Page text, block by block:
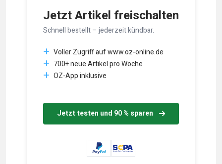
Jetzt Artikel freischalten
Schnell bestellt – jederzeit kündbar.
Voller Zugriff auf www.oz-online.de
700+ neue Artikel pro Woche
OZ-App inklusive
Jetzt testen und 90 % sparen